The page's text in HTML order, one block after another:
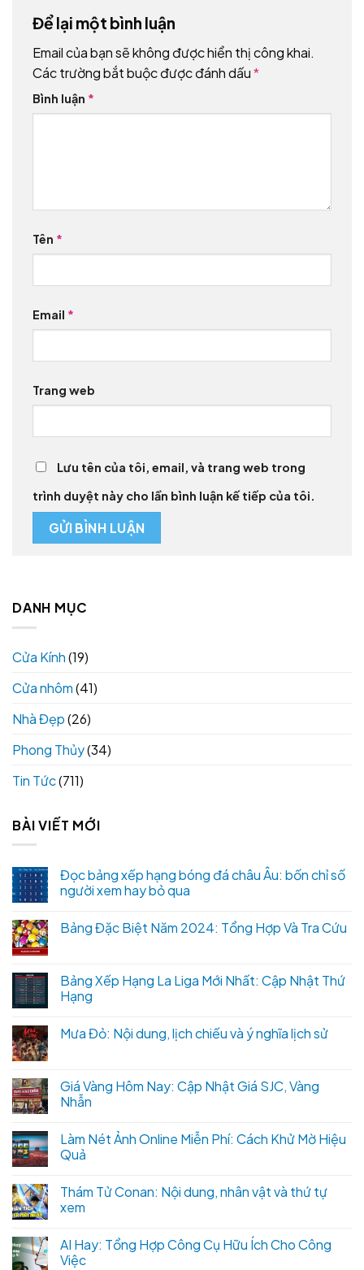
Để lại một bình luận
Email của bạn sẽ không được hiển thị công khai.
Các trường bắt buộc được đánh dấu*
Bình luận *
Tên *
Email *
Trang web
Lưu tên của tôi, email, và trang web trong
trình duyệt này cho lần bình luận kế tiếp của tôi.
DANH MỤC
Cửa Kính(19)
Cửa nhôm(41)
Nhà Đẹp(26)
Phong Thủy(34)
Tin Tức(711)
BÀI VIẾT MỚI
Đọc bảng xếp hạng bóng đá châu Âu: bốn chỉ số
người xem hay bỏ qua
Bảng Đặc Biệt Năm 2024: Tổng Hợp Và Tra Cứu
Bảng Xếp Hạng La Liga Mới Nhất: Cập Nhật Thứ
Hạng
Mưa Đỏ: Nội dung, lịch chiếu và ý nghĩa lịch sử
Giá Vàng Hôm Nay: Cập Nhật Giá SJC, Vàng
Nhẫn
Làm Nét Ảnh Online Miễn Phí: Cách Khử Mờ Hiệu
Quả
Thám Tử Conan: Nội dung, nhân vật và thứ tự
xem
AI Hay: Tổng Hợp Công Cụ Hữu Ích Cho Công
Việc